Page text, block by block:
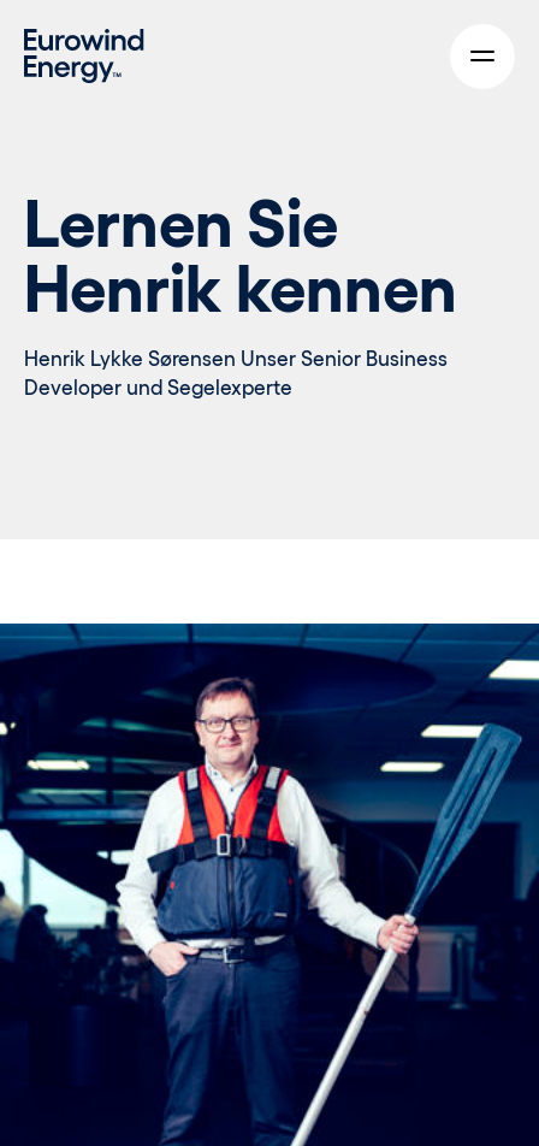
Lernen Sie
Henrik kennen
Henrik Lykke Sørensen Unser Senior Business
Developer und Segelexperte